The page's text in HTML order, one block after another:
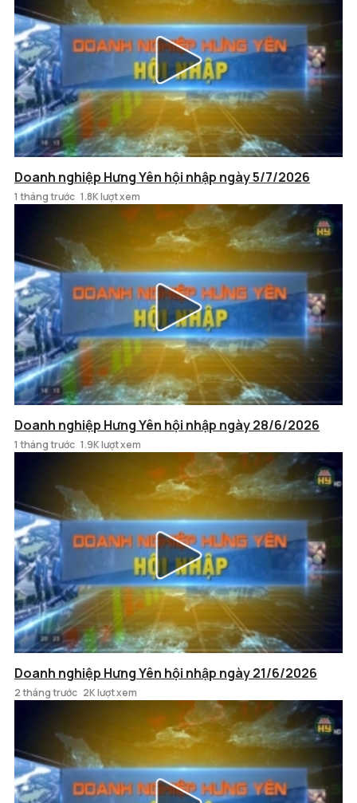
Doanh nghiệp Hưng Yên hội nhập ngày 5/7/2026
1 tháng trước 1.8K lượt xem
Doanh nghiệp Hưng Yên hội nhập ngày 28/6/2026
1 tháng trước 1.9K lượt xem
Doanh nghiệp Hưng Yên hội nhập ngày 21/6/2026
2 tháng trước 2K lượt xem